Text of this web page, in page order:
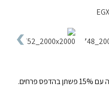
אריג אופנה דק ומעט שקוף מכותנה עם 15% פשתן בהדפס פרחים.